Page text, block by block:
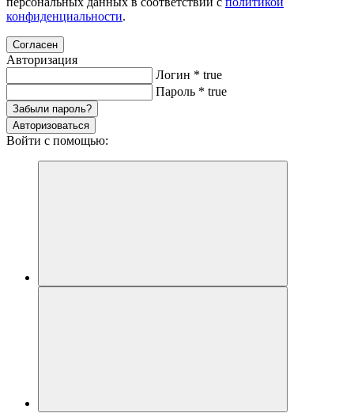
конфиденциальности.
Согласен
Авторизация
Логин * true
Пароль * true
Забыли пароль?
Авторизоваться
Войти с помощью: